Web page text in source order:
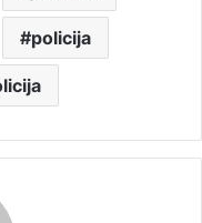
policija